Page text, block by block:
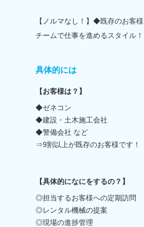
【ノルマなし！】◆既存のお客
チームで仕事を進めるスタイル
具体的には
【お客様は？】
◆ゼネコン
◆建設・土木施工会社
◆警備会社 など
⇒9割以上が既存のお客様です！
【具体的になにをするの？】
◎担当するお客様への定期訪問
◎レンタル機械の提案
◎現場の進捗管理